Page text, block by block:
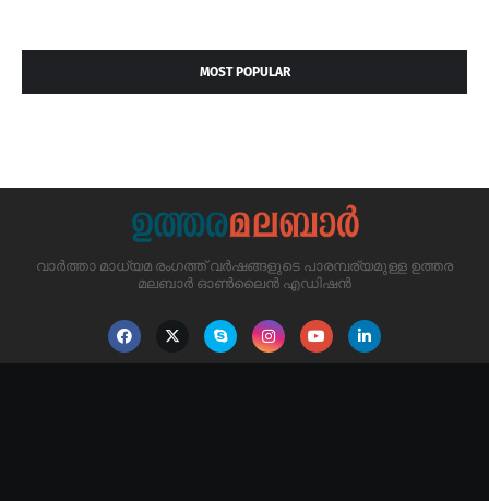
MOST POPULAR
വാർത്താ മാധ്യമ രംഗത്ത് വർഷങ്ങളുടെ പാരമ്പര്യമുള്ള ഉത്തര
മലബാർ ഓൺലൈൻ എഡിഷൻ